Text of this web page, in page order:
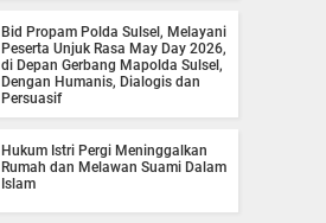
Bid Propam Polda Sulsel, Melayani
Peserta Unjuk Rasa May Day 2026,
di Depan Gerbang Mapolda Sulsel,
Dengan Humanis, Dialogis dan
Persuasif
Hukum Istri Pergi Meninggalkan
Rumah dan Melawan Suami Dalam
Islam